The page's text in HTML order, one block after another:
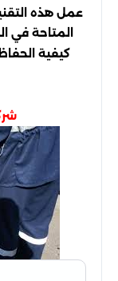
عمل هذه
المتاحة في
كيفية